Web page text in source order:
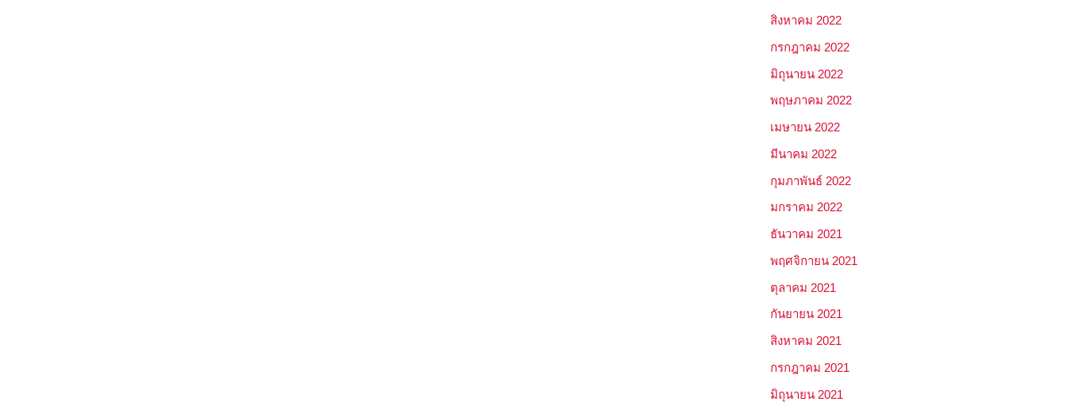
สิงหาคม 2022
กรกฎาคม 2022
มิถุนายน 2022
พฤษภาคม 2022
เมษายน 2022
มีนาคม 2022
กุมภาพันธ์ 2022
มกราคม 2022
ธันวาคม 2021
พฤศจิกายน 2021
ตุลาคม 2021
กันยายน 2021
สิงหาคม 2021
กรกฎาคม 2021
มิถุนายน 2021